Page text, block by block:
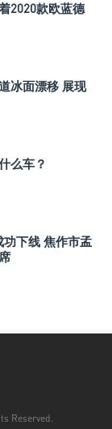
2020款欧蓝德
冰面漂移 展现
么车？
功下线 焦作市孟
Reserved.